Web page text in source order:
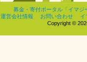
募金・寄付ポータル「イマジ
運営会社情報
お問い合わせ
イ
Copyright ©